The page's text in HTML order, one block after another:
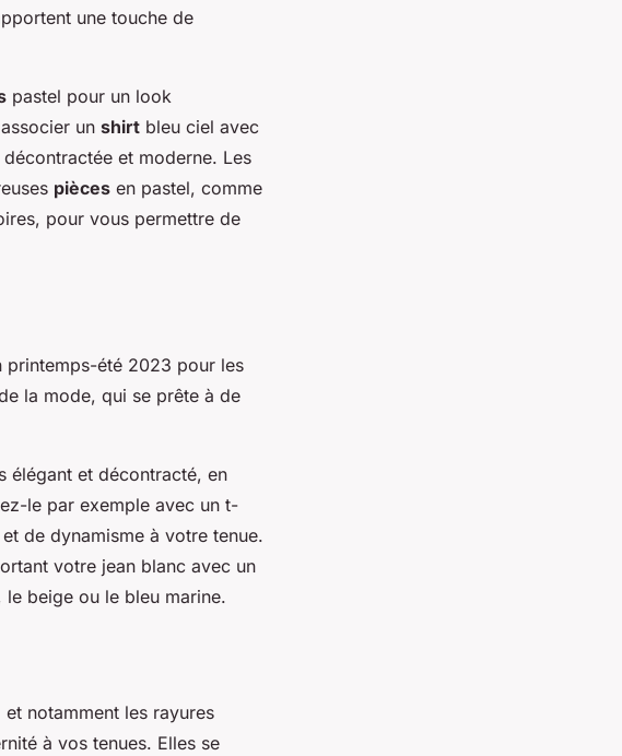
une touche de
pastel pour un look
un shirt bleu ciel avec
et moderne. Les
pièces en pastel, comme
pour vous permettre de
printemps-été 2023 pour les
la mode, qui se prête à de
élégant et décontracté, en
le par exemple avec un t-
de dynamisme à votre tenue.
votre jean blanc avec un
beige ou le bleu marine.
notamment les rayures
à vos tenues. Elles se